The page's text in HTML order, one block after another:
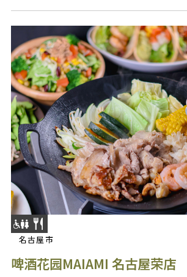
名古屋市
啤酒花园MAIAMI 名古屋荣店